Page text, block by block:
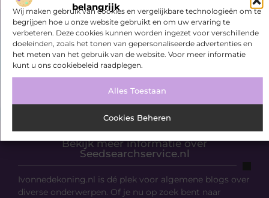
belangrijk
Wij maken gebruik van cookies en vergelijkbare technologieën om te
begrijpen hoe u onze website gebruikt en om uw ervaring te
verbeteren. Deze cookies kunnen worden ingezet voor verschillende
doeleinden, zoals het tonen van gepersonaliseerde advertenties en
het meten van het gebruik van de website. Voor meer informatie
kunt u ons cookiebeleid raadplegen.
Alles Toestaan
Cookies Beheren
Bekijk meer informatie over
Seedsearchservice.nl
Ivonnedekoning.nl is dé plek voor algemene blogs over
diverse onderwerpen. Of je nu op zoek bent naar
VORIGE
Een mantelzorgwoning kopen van een betrouwbare partner
VOLGENDE
Een aantal punten om te overwegen wanneer er een coverband speelt tijdens uw privéfeest